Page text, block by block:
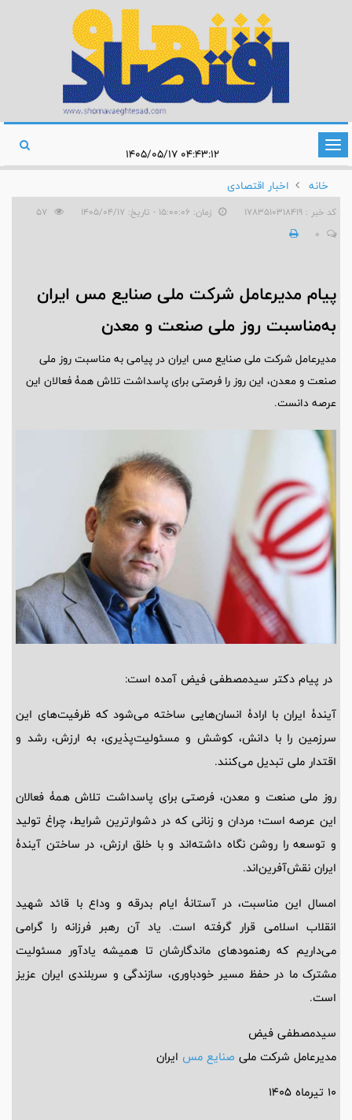
تغییر
وضعیت
ناوبری
خانه
اخبار اقتصادی
کد خبر : 1783510318419 زمان: ۱۵:۰۰:۰۶ - تاریخ: ۱۴۰۵/۰۴/۱۷
0
پیام مدیرعامل شرکت ملی صنایع مس ایران
به‌مناسبت روز ملی صنعت و معدن
مدیرعامل شرکت ملی صنایع مس ایران در پیامی به مناسبت روز ملی
صنعت و معدن، این روز را فرصتی برای پاسداشت تلاش همۀ فعالان این
عرصه دانست.
در پیام دکتر سیدمصطفی فیض آمده است:
آیندۀ ایران با ارادۀ انسان‌هایی ساخته می‌شود که ظرفیت‌های این
سرزمین را با دانش، کوشش و مسئولیت‌پذیری، به ارزش، رشد و
اقتدار ملی تبدیل می‌کنند.
روز ملی صنعت و معدن، فرصتی برای پاسداشت تلاش همۀ فعالان
این عرصه است؛ مردان و زنانی که در دشوارترین شرایط، چراغ تولید
و توسعه را روشن نگاه داشته‌اند و با خلق ارزش، در ساختن آیندۀ
ایران نقش‌آفرین‌اند.
امسال این مناسبت، در آستانۀ ایام بدرقه و وداع با قائد شهید
انقلاب اسلامی قرار گرفته است. یاد آن رهبر فرزانه را گرامی
می‌داریم که رهنمودهای ماندگارشان تا همیشه یادآور مسئولیت
مشترک ما در حفظ مسیر خودباوری، سازندگی و سربلندی ایران عزیز
است.
سیدمصطفی فیض
مدیرعامل شرکت ملی صنایع مس ایران
10 تیرماه 1405